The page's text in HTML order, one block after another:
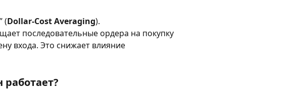
(Dollar-Cost Averaging).
последовательные ордера на покупку
входа. Это снижает влияние
работает?